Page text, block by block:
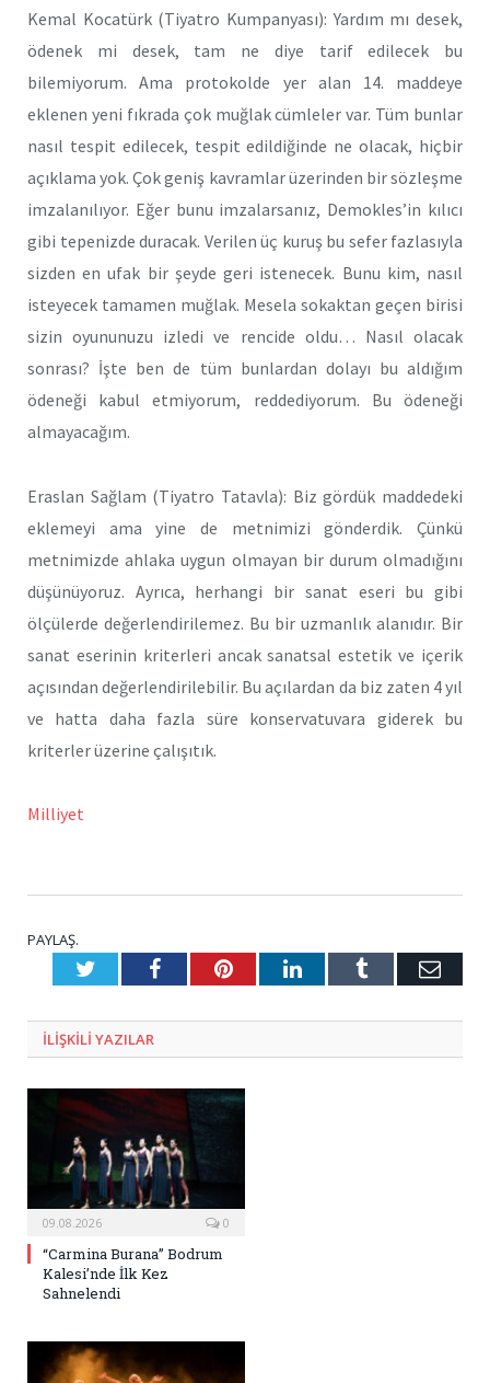
Kemal Kocatürk (Tiyatro Kumpanyası): Yardım mı desek,
ödenek mi desek, tam ne diye tarif edilecek bu
bilemiyorum. Ama protokolde yer alan 14. maddeye
eklenen yeni fıkrada çok muğlak cümleler var. Tüm bunlar
nasıl tespit edilecek, tespit edildiğinde ne olacak, hiçbir
açıklama yok. Çok geniş kavramlar üzerinden bir sözleşme
imzalanılıyor. Eğer bunu imzalarsanız, Demokles’in kılıcı
gibi tepenizde duracak. Verilen üç kuruş bu sefer fazlasıyla
sizden en ufak bir şeyde geri istenecek. Bunu kim, nasıl
isteyecek tamamen muğlak. Mesela sokaktan geçen birisi
sizin oyununuzu izledi ve rencide oldu… Nasıl olacak
sonrası? İşte ben de tüm bunlardan dolayı bu aldığım
ödeneği kabul etmiyorum, reddediyorum. Bu ödeneği
almayacağım.
Eraslan Sağlam (Tiyatro Tatavla): Biz gördük maddedeki
eklemeyi ama yine de metnimizi gönderdik. Çünkü
metnimizde ahlaka uygun olmayan bir durum olmadığını
düşünüyoruz. Ayrıca, herhangi bir sanat eseri bu gibi
ölçülerde değerlendirilemez. Bu bir uzmanlık alanıdır. Bir
sanat eserinin kriterleri ancak sanatsal estetik ve içerik
açısından değerlendirilebilir. Bu açılardan da biz zaten 4 yıl
ve hatta daha fazla süre konservatuvara giderek bu
kriterler üzerine çalışıtık.
Milliyet
PAYLAŞ.
TwitterFacebookPinterestLinkedInTumblr E-
ILIŞKILI YAZILAR
09.08.2026 0
“Carmina Burana” Bodrum
Kalesi’nde İlk Kez
Sahnelendi